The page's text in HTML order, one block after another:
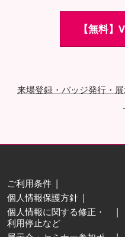
【無料】
来場登録・バッジ発行・
ご利用条件
個人情報保護方針
個人情報に関する修正・
利用停止など